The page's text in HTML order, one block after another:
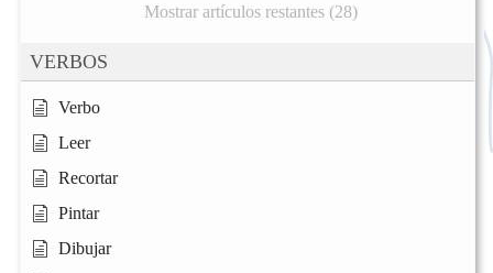
Mostrar artículos restantes (28)
VERBOS
Verbo
Leer
Recortar
Pintar
Dibujar